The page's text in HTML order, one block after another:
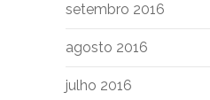
setembro 2016
agosto 2016
julho 2016